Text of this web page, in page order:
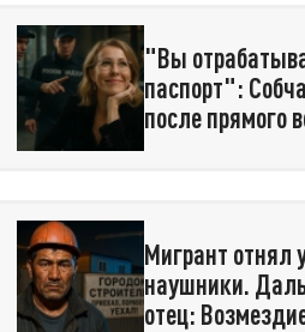
"Вы
паспорт":
после прямого
Мигрант отнял
наушники.
отец: